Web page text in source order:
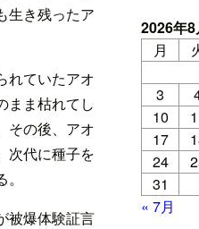
生き残ったア
れていたアオ
まま枯れてし
その後、アオ
次代に種子を
被爆体験証言
2026年8
月
3
10
17
24
31
« 7月